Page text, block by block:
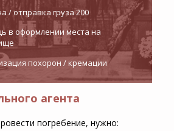
/ отправка груза 200
в оформлении места на
похорон / кремации
агента
погребение, нужно: